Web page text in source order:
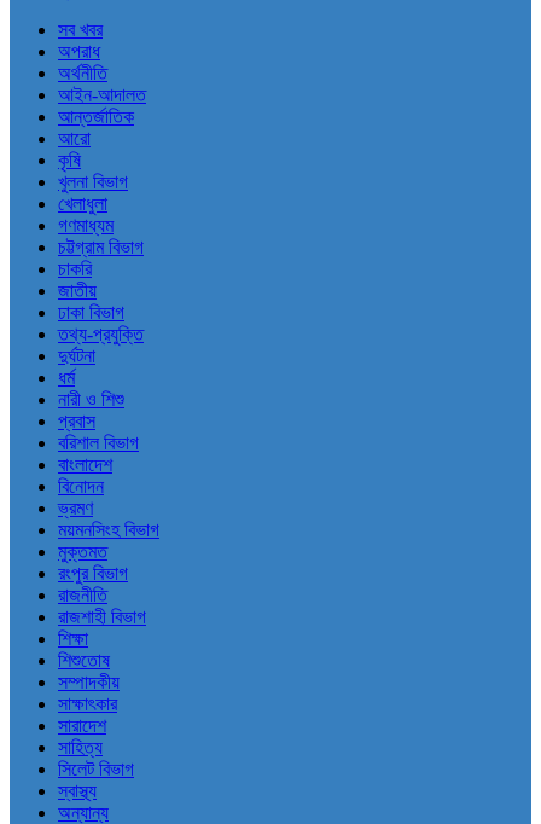
সব খবর
অপরাধ
অর্থনীতি
আইন-আদালত
আন্তর্জাতিক
আরো
কৃষি
খুলনা বিভাগ
খেলাধুলা
গণমাধ্যম
চট্টগ্রাম বিভাগ
চাকরি
জাতীয়
ঢাকা বিভাগ
তথ্য-প্রযুক্তি
দুর্ঘটনা
ধর্ম
নারী ও শিশু
প্রবাস
বরিশাল বিভাগ
বাংলাদেশ
বিনোদন
ভ্রমণ
ময়মনসিংহ বিভাগ
মুক্তমত
রংপুর বিভাগ
রাজনীতি
রাজশাহী বিভাগ
শিক্ষা
শিশুতোষ
সম্পাদকীয়
সাক্ষাৎকার
সারাদেশ
সাহিত্য
সিলেট বিভাগ
স্বাস্থ্য
অন্যান্য